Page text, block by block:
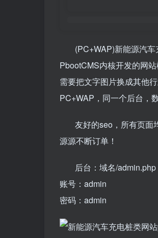
(PC+WAP)新能源汽
PbootCMS内核开发的网
需要把文字图片换成其他行
PC+WAP，同一个后台，
友好的seo，所有页面
源源不断订单！
后台：域名/admin.php
账号：admin
密码：admin